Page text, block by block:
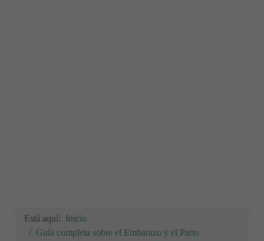
Está aquí: Inicio
Guía completa sobre el Embarazo y el Parto